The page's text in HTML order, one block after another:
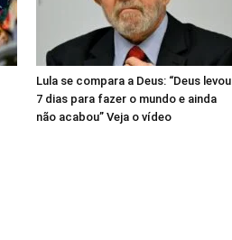
Lula se compara a Deus: “Deus levou
7 dias para fazer o mundo e ainda
não acabou” Veja o vídeo